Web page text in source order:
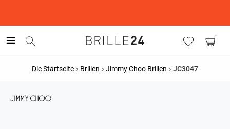
Die Startseite Brillen Jimmy Choo Brillen JC3047